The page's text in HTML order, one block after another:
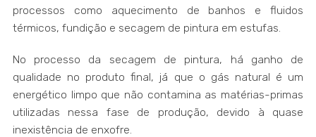
processos como aquecimento de banhos e fluidos
térmicos, fundição e secagem de pintura em estufas.
No processo da secagem de pintura, há ganho de
qualidade no produto final, já que o gás natural é um
energético limpo que não contamina as matérias-primas
utilizadas nessa fase de produção, devido à quase
inexistência de enxofre.